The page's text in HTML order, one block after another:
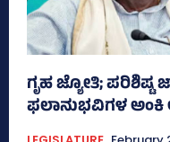
ಗೃಹ ಜ್ಯೋತಿ; ಪರಿಶಿಷ್ಟ
ಫಲಾನುಭವಿಗಳ ಅಂಕಿ